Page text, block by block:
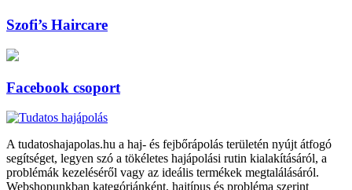
Szofi’s Haircare
Facebook csoport
A tudatoshajapolas.hu a haj- és fejbőrápolás területén nyújt átfogó
segítséget, legyen szó a tökéletes hajápolási rutin kialakításáról, a
problémák kezeléséről vagy az ideális termékek megtalálásáról.
Webshopunkban kategóriánként, hajtípus és probléma szerint